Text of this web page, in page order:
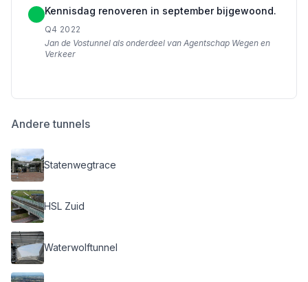
Kennisdag renoveren in september bijgewoond.
Q4 2022
Jan de Vostunnel als onderdeel van Agentschap Wegen en
Verkeer
Andere tunnels
Statenwegtrace
HSL Zuid
Waterwolftunnel